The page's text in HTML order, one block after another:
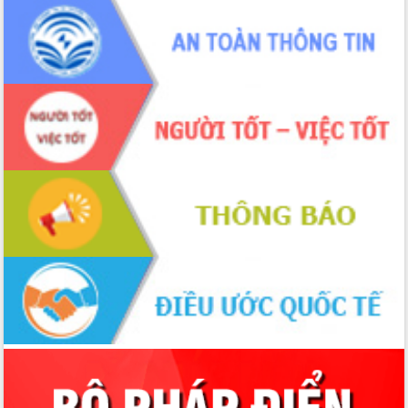
món ăn từ sầu riêng
Đắk Lắk công bố Quy hoạch và xúc
tiến đầu tư tỉnh
Ngành cá ngừ Đắk Lắk chủ động thích
ứng để giữ vững thị trường xuất khẩu
Diễn đàn Kinh tế tư nhân Việt Nam đột
phá cơ chế - Hợp tác công tư
Đề án 06 tạo bước ngoặt đột phá trong
cải cách hành chính tỉnh Đắk Lắk
Kết nối tour, đẩy mạnh chuyển đổi số
để phát triển du lịch Đắk Lắk
Khởi động Dự án Đầu tư xây dựng hạ
tầng kỹ thuật Cụm công nghiệp Tân
Tiến
Gặp mặt các cơ quan báo chí nhân Kỷ
niệm 101 năm Ngày Báo chí Cách
mạng Việt Nam
Đắk Lắk sơ kết 4 năm triển khai thực
Họp báo thông tin về Hội nghị Công bố